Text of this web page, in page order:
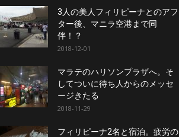
3人の美人フィリピーナとのアフ
ター後、マニラ空港まで同
伴！？
2018-12-01
マラテのハリソンプラザへ。そ
してついに待ち人からのメッセ
ージきたる
2018-11-29
フィリピーナ2名と宿泊。疲労の